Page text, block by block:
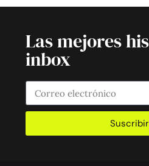
Las mejores
inbox